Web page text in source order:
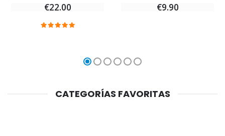
€22.00 €9.90
CATEGORÍAS FAVORITAS